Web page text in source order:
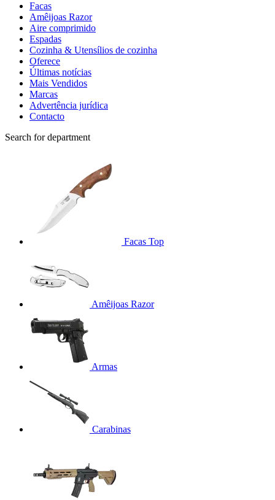
Facas
Amêijoas Razor
Aire comprimido
Espadas
Cozinha & Utensílios de cozinha
Oferece
Últimas notícias
Mais Vendidos
Marcas
Advertência jurídica
Contacto
Search for department
Facas Top
Amêijoas Razor
Armas
Carabinas